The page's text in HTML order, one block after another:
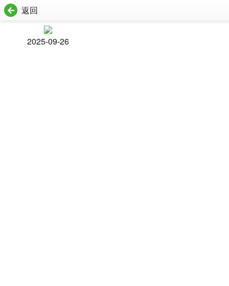
返回
2025-09-26